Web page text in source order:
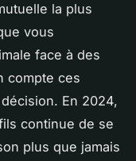
la plus
vous
face à des
compte ces
En 2024,
continue de se
plus que jamais